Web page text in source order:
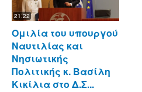
21:22
Ομιλία του υπουργού
Ναυτιλίας και
Νησιωτικής
Πολιτικής κ. Βασίλη
Κικίλια στο Δ.Σ...